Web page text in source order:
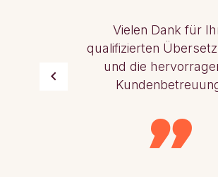
Vielen Dank für
qualifizierten
und die